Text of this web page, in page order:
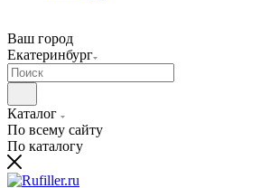
Ваш город
Екатеринбург
Каталог
По всему сайту
По каталогу